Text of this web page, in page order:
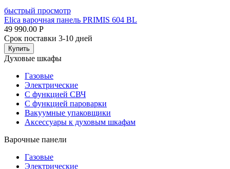
быстрый просмотр
Elica варочная панель PRIMIS 604 BL
49 990.00 Р
Срок поставки 3-10 дней
Купить
Духовые шкафы
Газовые
Электрические
С функцией СВЧ
С функцией пароварки
Вакуумные упаковщики
Аксессуары к духовым шкафам
Варочные панели
Газовые
Электрические